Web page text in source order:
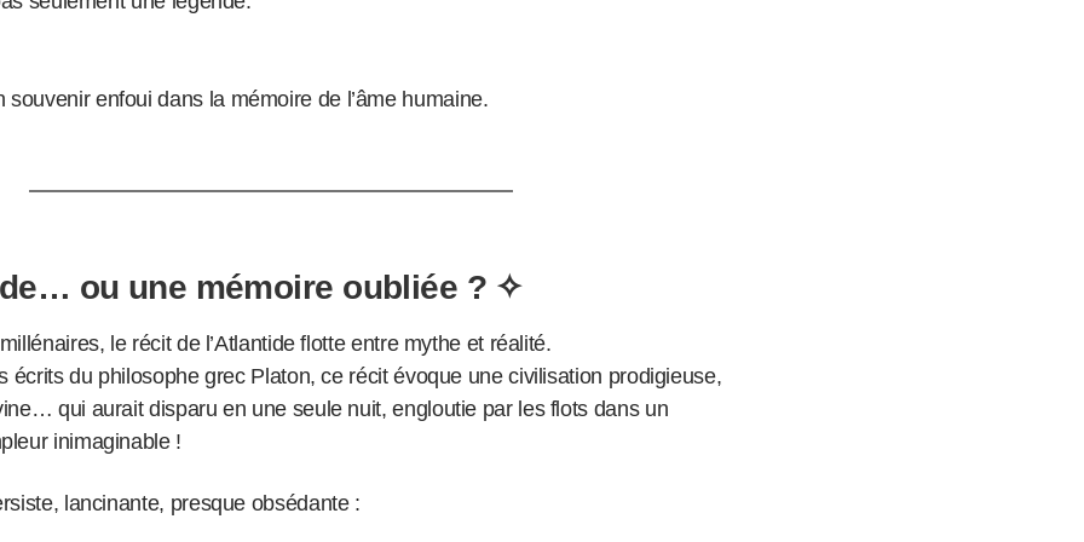
enfoui dans la mémoire de l’âme humaine.
ou une mémoire oubliée ? ✧
le récit de l’Atlantide flotte entre mythe et réalité.
écrits du philosophe grec Platon, ce récit évoque une civilisation prodigieuse,
qui aurait disparu en une seule nuit, engloutie par les flots dans un
inimaginable !
lancinante, presque obsédante :